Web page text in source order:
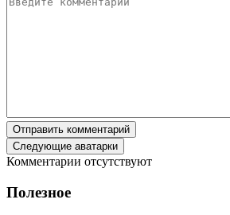
Отправить комментарий
Следующие аватарки
Комментарии отсутствуют
Полезное